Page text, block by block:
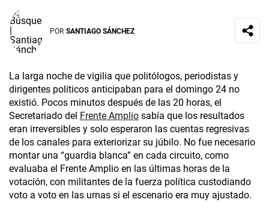
POR SANTIAGO SÁNCHEZ
La larga noche de vigilia que politólogos, periodistas y
dirigentes políticos anticipaban para el domingo 24 no
existió. Pocos minutos después de las 20 horas, el
Secretariado del Frente Amplio sabía que los resultados
eran irreversibles y solo esperaron las cuentas regresivas
de los canales para exteriorizar su júbilo. No fue necesario
montar una “guardia blanca” en cada circuito, como
evaluaba el Frente Amplio en las últimas horas de la
votación, con militantes de la fuerza política custodiando
voto a voto en las urnas si el escenario era muy ajustado.